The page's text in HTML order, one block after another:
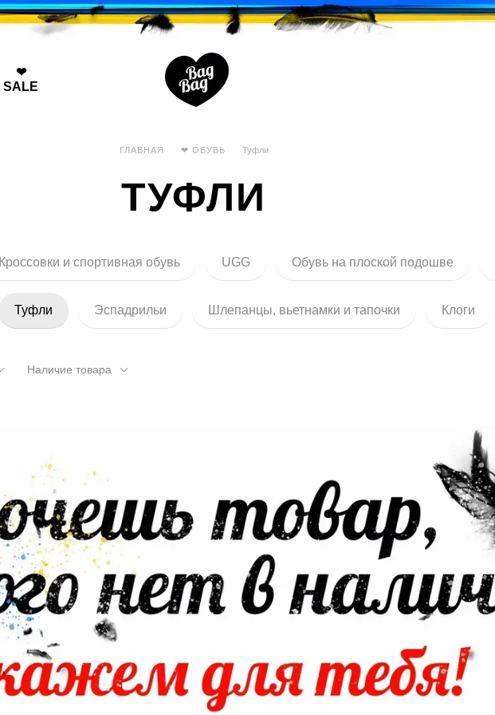
❤
SALE
ГЛАВНАЯ ❤ ОБУВЬ Туфли
ТУФЛИ
Кроссовки и спортивная обувь UGG Обувь на плоской подошве
Туфли Эспадрильи Шлепанцы, вьетнамки и тапочки Клоги
Наличие товара